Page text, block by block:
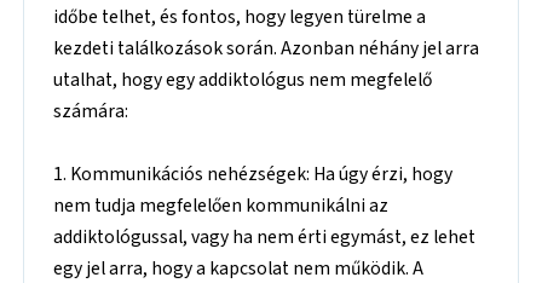
időbe telhet, és fontos, hogy legyen türelme a
kezdeti találkozások során. Azonban néhány jel arra
utalhat, hogy egy addiktológus nem megfelelő
számára:
1. Kommunikációs nehézségek: Ha úgy érzi, hogy
nem tudja megfelelően kommunikálni az
addiktológussal, vagy ha nem érti egymást, ez lehet
egy jel arra, hogy a kapcsolat nem működik. A